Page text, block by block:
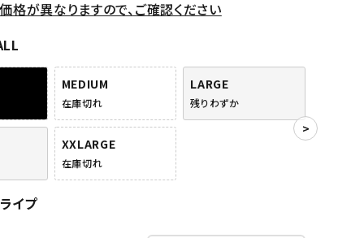
格が異なりますので、ご確認ください
MEDIUM
在庫切れ
LARGE
残りわずか
XXLARGE
在庫切れ
イプ